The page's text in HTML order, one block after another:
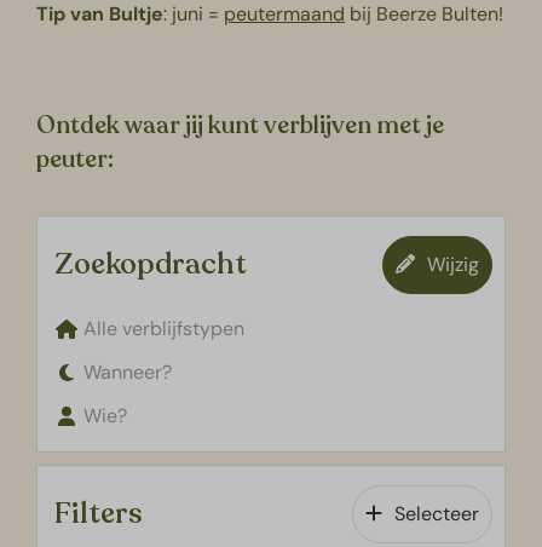
Tip van Bultje: juni = peutermaand bij Beerze Bulten!
Ontdek waar jij kunt verblijven met je
peuter:
Zoekopdracht Wijzig
Alle verblijfstypen
Wanneer?
Wie?
Filters Selecteer